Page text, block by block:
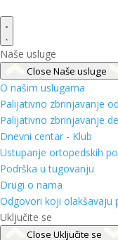
Naše usluge
Close Naše usluge
O našim uslugama
Palijativno zbrinjavanje
Palijativno zbrinjavanje
Dnevni centar - Klub
Ustupanje ortopedskih
Podrška u tugovanju
Drugi o nama
Odgovori koji olakšavaju
Uključite se
Close Uključite se